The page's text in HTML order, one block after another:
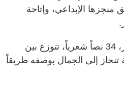
منجزها الإبداعي، وإتاحة
ويضم الديوان الذي صدر في 91 صفحة من القطع الصغير، 34 نصاً شعرياً، تتوزع بين
تنحاز إلى الجمال بوصفه طريقاً